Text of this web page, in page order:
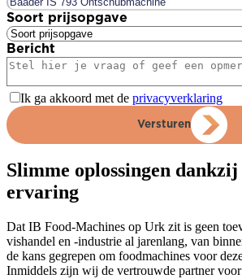
Soort prijsopgave
Bericht
Ik ga akkoord met de privacyverklaring
Versturen
Slimme oplossingen
ervaring
Dat IB Food-Machines op Urk zit is geen
vishandel en -industrie al jarenlang, van
de kans gegrepen om foodmachines voor
Inmiddels zijn wij de vertrouwde partner